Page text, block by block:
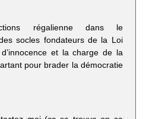
régalienne dans le
socles fondateurs de la Loi
et la charge de la
pour brader la démocratie